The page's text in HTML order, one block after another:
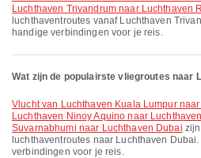
Luchthaven Trivandrum naar Luchthaven
luchthaventroutes vanaf Luchthaven
handige verbindingen voor je reis.
Wat zijn de populairste vliegroutes naar
vlucht van Luchthaven Kuala Lumpur
Luchthaven Ninoy Aquino naar
Suvarnabhumi naar Luchthaven Dubai
luchthaventroutes naar Luchthaven
verbindingen voor je reis.